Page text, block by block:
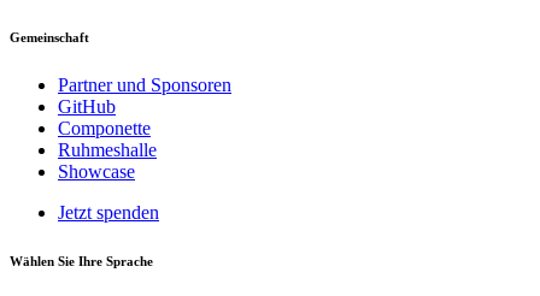
Gemeinschaft
Partner und Sponsoren
GitHub
Componette
Ruhmeshalle
Showcase
Jetzt spenden
Wählen Sie Ihre Sprache